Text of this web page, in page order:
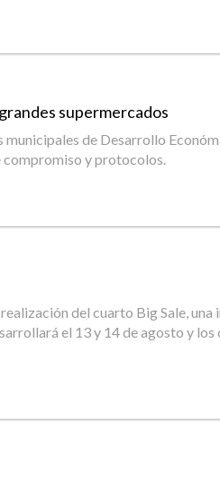
supermercados
de Desarrollo
compromiso y protocolos.
del cuarto Big Sale,
el 13 y 14 de agosto y